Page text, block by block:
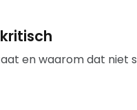
en waarom dat niet